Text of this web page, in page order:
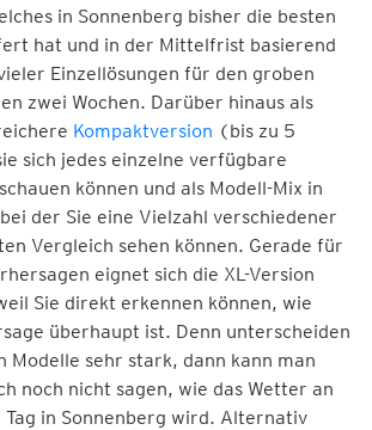
in Sonnenberg bisher die besten
hat und in der Mittelfrist basierend
Einzellösungen für den groben
zwei Wochen. Darüber hinaus als
Kompaktversion (bis zu 5
sich jedes einzelne verfügbare
können und als Modell-Mix in
bei der Sie eine Vielzahl verschiedener
Vergleich sehen können. Gerade für
eignet sich die XL-Version
Sie direkt erkennen können, wie
überhaupt ist. Denn unterscheiden
Modelle sehr stark, dann kann man
noch nicht sagen, wie das Wetter an
in Sonnenberg wird. Alternativ